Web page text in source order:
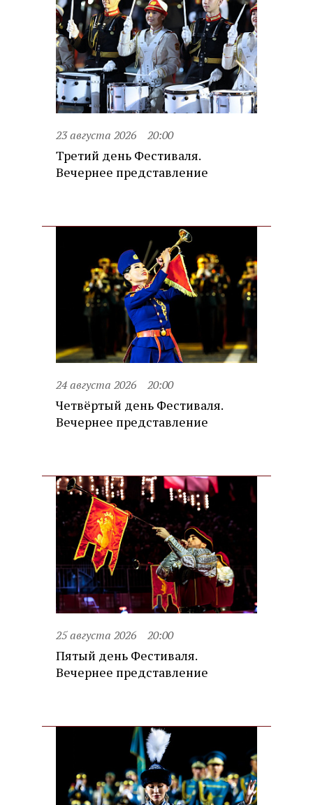
23 августа 2026 20:00
Третий день Фестиваля.
Вечернее представление
24 августа 2026 20:00
Четвёртый день Фестиваля.
Вечернее представление
25 августа 2026 20:00
Пятый день Фестиваля.
Вечернее представление